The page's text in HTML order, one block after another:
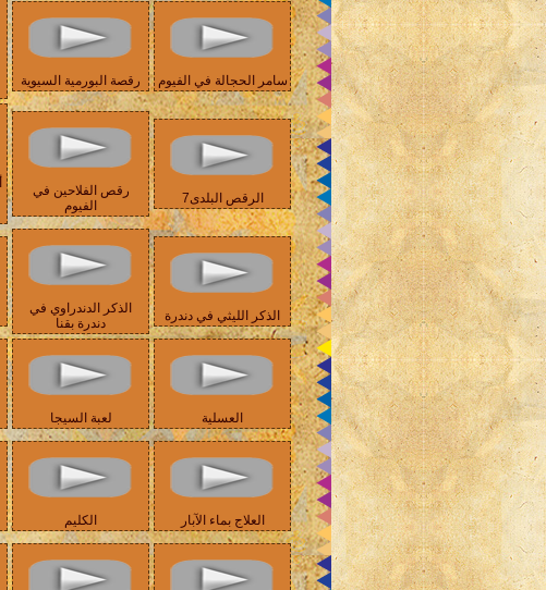
سامر الحجالة في الفيوم رقصة البورمية السيوية
الرقص البلدى7
رقص الفلاحين في
الفيوم
الذكر الليثي في دندرة
الذكر الدندراوي في
دندرة بقنا
العسلية لعبة السيجا
العلاج بماء الآبار الكليم